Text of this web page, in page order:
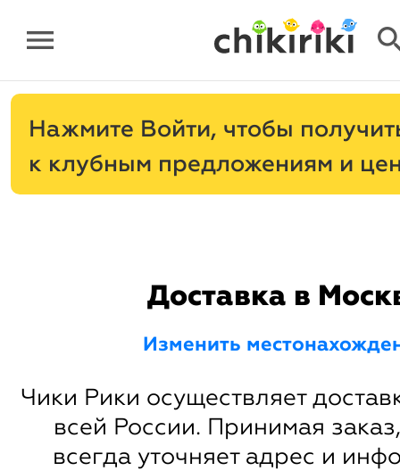
menu
Нажмите
, чтобы
к клубным предложениям и
Доставка в
Изменить
Чики Рики осуществляет
всей России. Принимая
всегда уточняет адрес и